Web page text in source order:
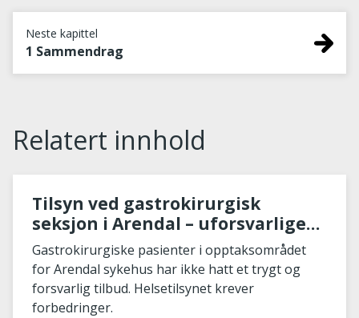
Neste kapittel
1 Sammendrag
Relatert innhold
Tilsyn ved gastrokirurgisk
seksjon i Arendal – uforsvarlige
forhold
Gastrokirurgiske pasienter i opptaksområdet
for Arendal sykehus har ikke hatt et trygt og
forsvarlig tilbud. Helsetilsynet krever
forbedringer.